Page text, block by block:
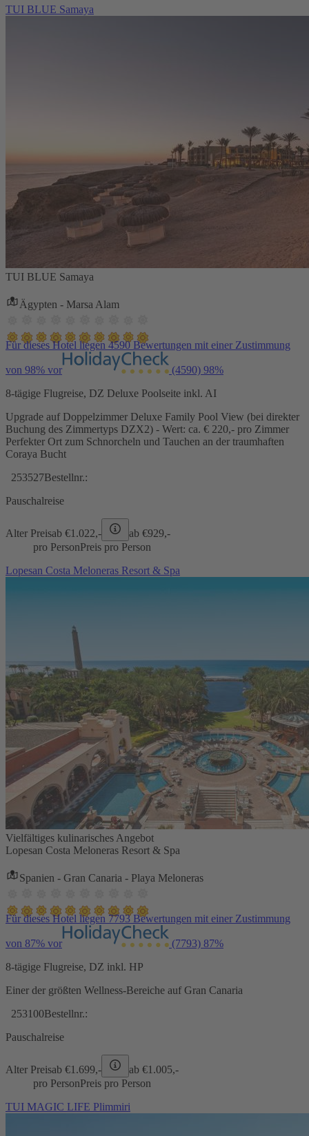
TUI BLUE Samaya
TUI BLUE Samaya
Ägypten - Marsa Alam
Für dieses Hotel liegen 4590 Bewertungen mit einer Zustimmung
von 98% vor (4590) 98%
8-tägige Flugreise, DZ Deluxe Poolseite inkl. AI
Upgrade auf Doppelzimmer Deluxe Family Pool View (bei direkter
Buchung des Zimmertyps DZX2) - Wert: ca. € 220,- pro Zimmer
Perfekter Ort zum Schnorcheln und Tauchen an der traumhaften
Coraya Bucht
253527Bestellnr.:
Pauschalreise
Alter Preisab €1.022,- ab €929,-
pro PersonPreis pro Person
Lopesan Costa Meloneras Resort & Spa
Vielfältiges kulinarisches Angebot
Lopesan Costa Meloneras Resort & Spa
Spanien - Gran Canaria - Playa Meloneras
Für dieses Hotel liegen 7793 Bewertungen mit einer Zustimmung
von 87% vor (7793) 87%
8-tägige Flugreise, DZ inkl. HP
Einer der größten Wellness-Bereiche auf Gran Canaria
253100Bestellnr.:
Pauschalreise
Alter Preisab €1.699,- ab €1.005,-
pro PersonPreis pro Person
TUI MAGIC LIFE Plimmiri